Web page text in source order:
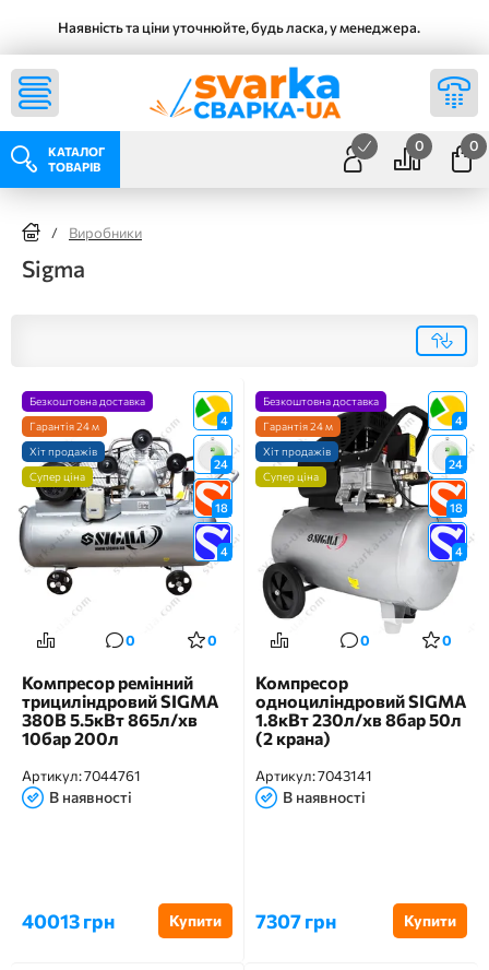
Наявність та ціни уточнюйте, будь ласка, у менеджера.
КАТАЛОГ
ТОВАРІВ
0 0
/ Виробники
Sigma
4
24
18
4
Безкоштовна доставка
Гарантія 24 м
Хіт продажів
Супер ціна
0 0
Компресор ремінний
трициліндровий SIGMA
380В 5.5кВт 865л/хв
10бар 200л
Артикул:7044761
В наявності
40013 грн Купити
4
24
18
4
Безкоштовна доставка
Гарантія 24 м
Хіт продажів
Супер ціна
0 0
Компресор
одноциліндровий SIGMA
1.8кВт 230л/хв 8бар 50л
(2 крана)
Артикул:7043141
В наявності
7307 грн Купити